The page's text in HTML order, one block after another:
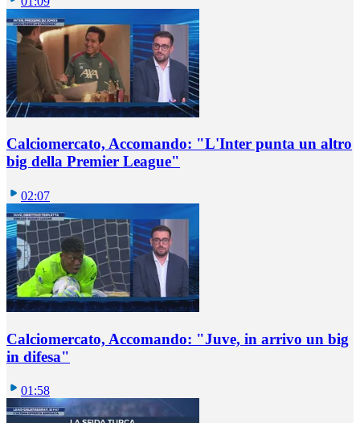
Calciomercato, Accomando: "L'Inter punta un altro
big della Premier League"
02:07
Calciomercato, Accomando: "Juve, in arrivo un big
in difesa"
01:58